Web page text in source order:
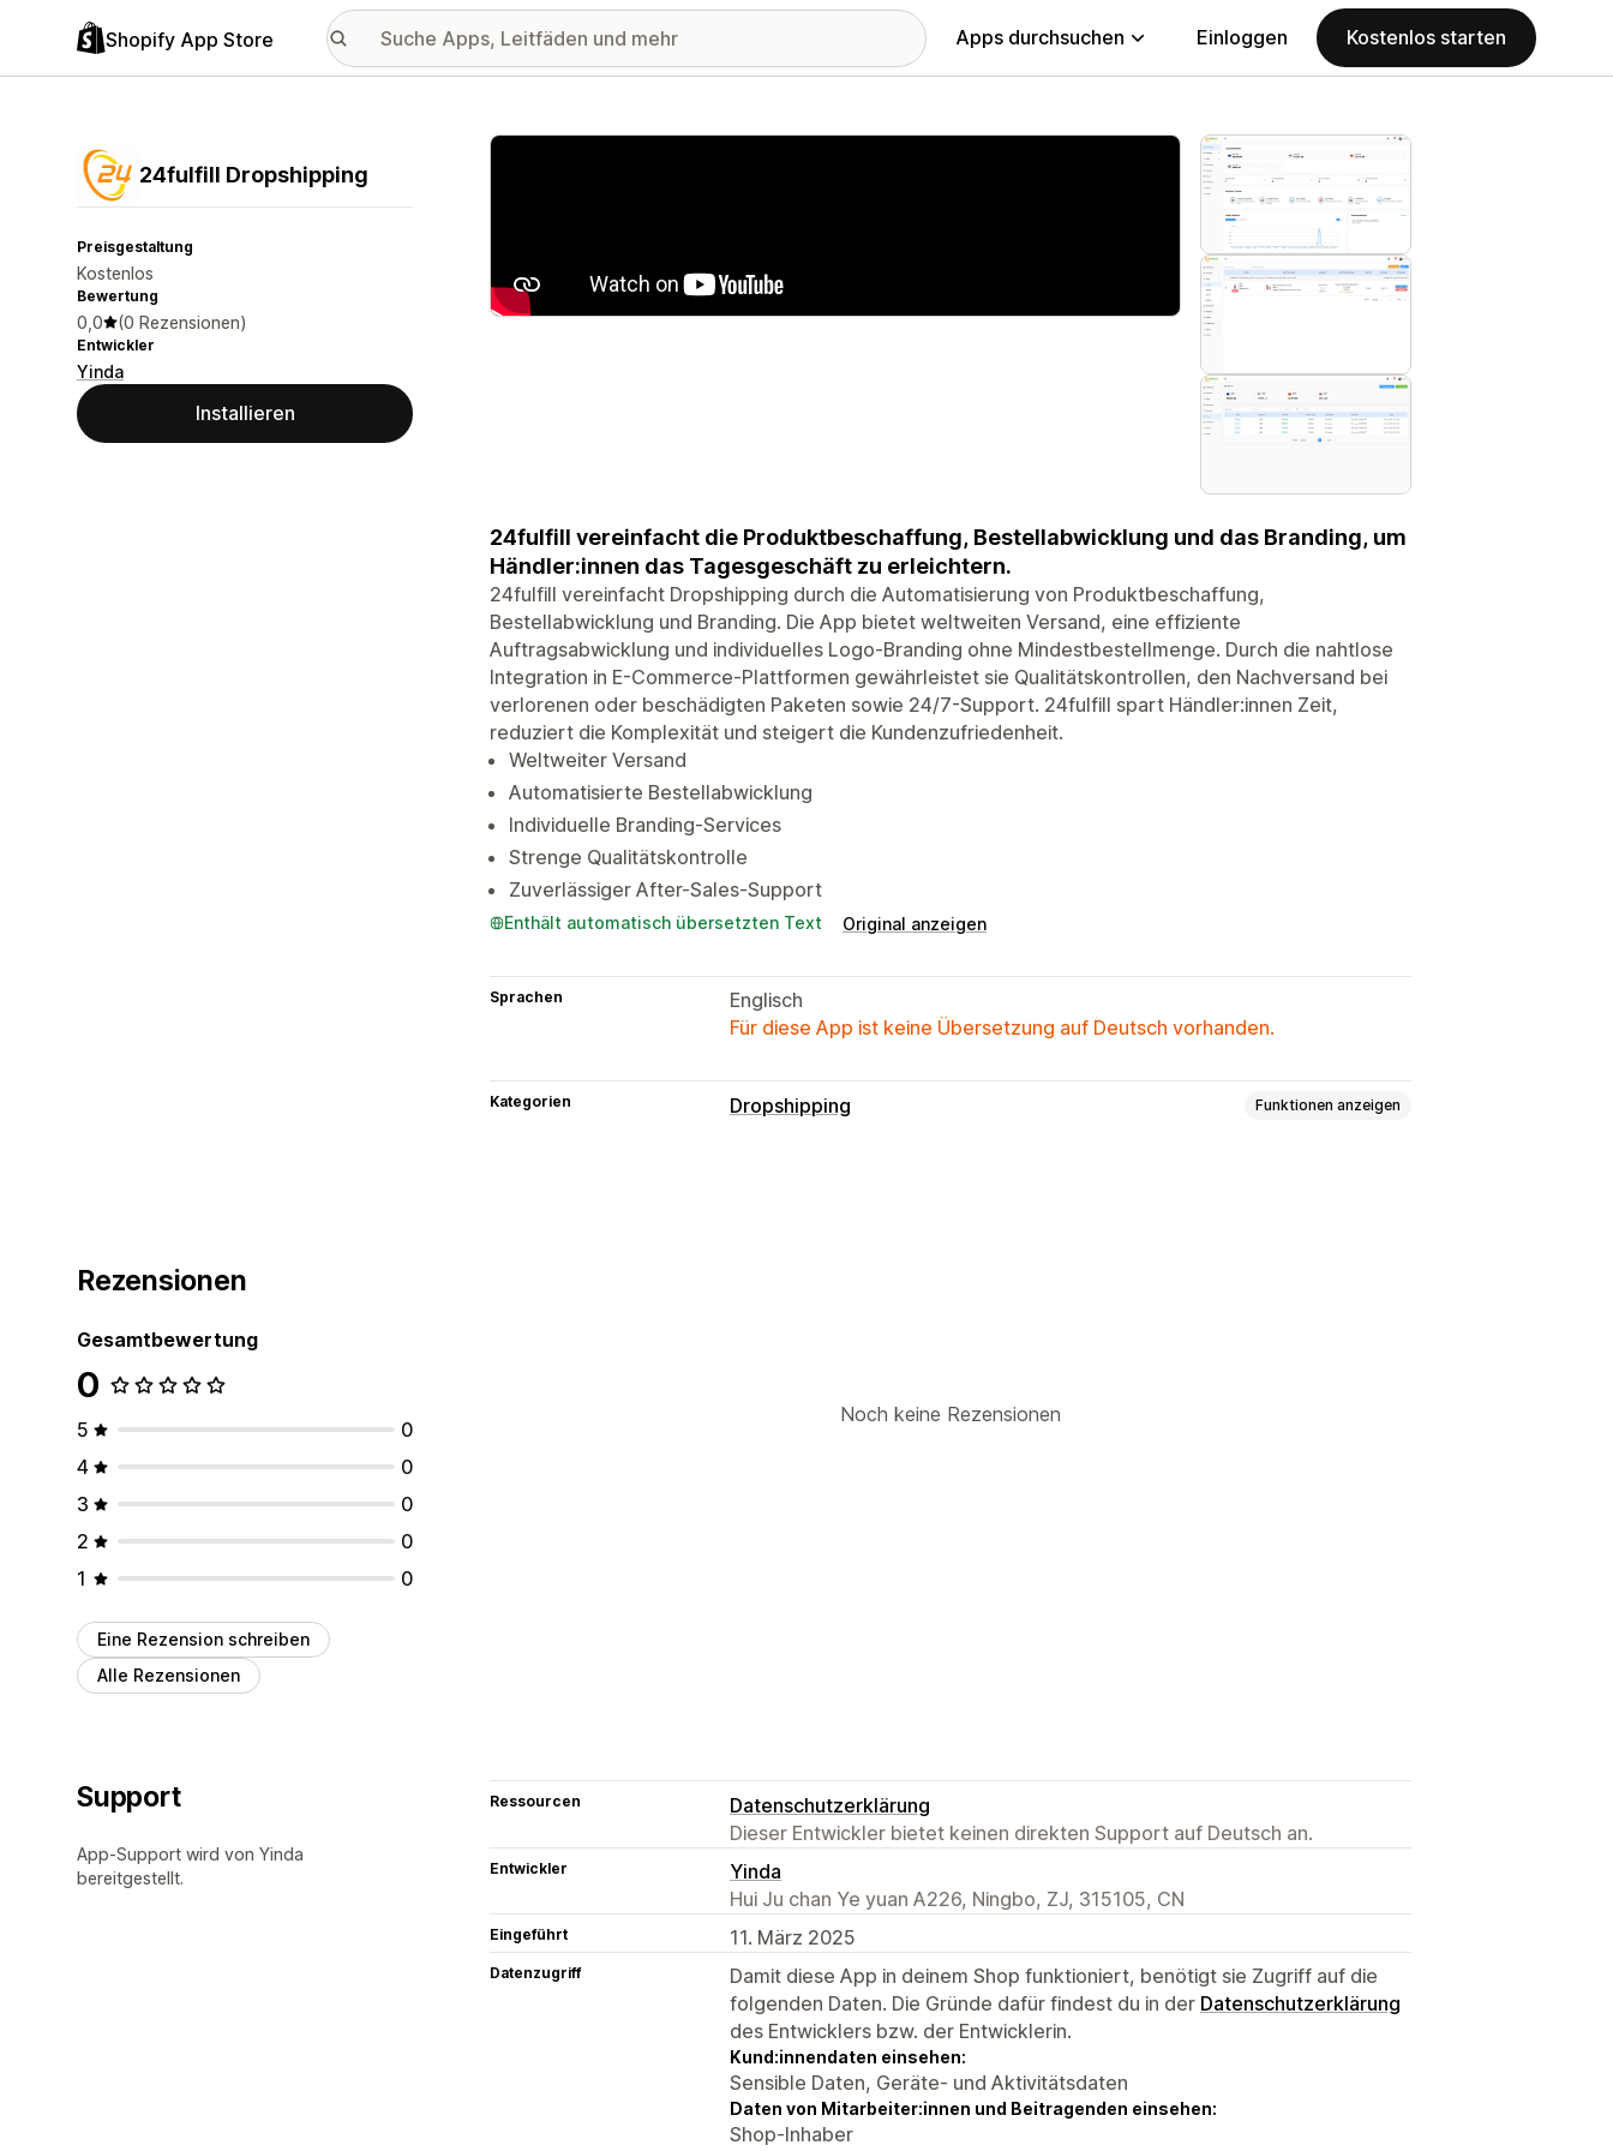
Shopify App Store Apps durchsuchen Einloggen Kostenlos starten
24fulfill Dropshipping
Preisgestaltung
Kostenlos
Bewertung
0,0 (0 Rezensionen)
Entwickler
Yinda
Installieren
Vorgestellte Bildergalerie
24fulfill vereinfacht die Produktbeschaffung, Bestellabwicklung und das Branding, um
Händler:innen das Tagesgeschäft zu erleichtern.
24fulfill vereinfacht Dropshipping durch die Automatisierung von Produktbeschaffung,
Bestellabwicklung und Branding. Die App bietet weltweiten Versand, eine effiziente
Auftragsabwicklung und individuelles Logo-Branding ohne Mindestbestellmenge. Durch die nahtlose
Integration in E-Commerce-Plattformen gewährleistet sie Qualitätskontrollen, den Nachversand bei
verlorenen oder beschädigten Paketen sowie 24/7-Support. 24fulfill spart Händler:innen Zeit,
reduziert die Komplexität und steigert die Kundenzufriedenheit.
Weltweiter Versand
Automatisierte Bestellabwicklung
Individuelle Branding-Services
Strenge Qualitätskontrolle
Zuverlässiger After-Sales-Support
Enthält automatisch übersetzten Text Original anzeigen
Sprachen
Englisch
Für diese App ist keine Übersetzung auf Deutsch vorhanden.
Kategorien Dropshipping Funktionen anzeigen
Deutschland Vereinigte Staaten
Rezensionen
Gesamtbewertung
0
5
0
4
0
3
0
2
0
1
0
Eine Rezension schreiben
Alle Rezensionen
Noch keine Rezensionen
Support
App-Support wird von Yinda
bereitgestellt.
Ressourcen
Datenschutzerklärung
Dieser Entwickler bietet keinen direkten Support auf Deutsch an.
Entwickler
Yinda
Hui Ju chan Ye yuan A226, Ningbo, ZJ, 315105, CN
Eingeführt 11. März 2025
Datenzugriff
Damit diese App in deinem Shop funktioniert, benötigt sie Zugriff auf die
folgenden Daten. Die Gründe dafür findest du in der Datenschutzerklärung
des Entwicklers bzw. der Entwicklerin.
Kund:innendaten einsehen:
Sensible Daten, Geräte- und Aktivitätsdaten
Daten von Mitarbeiter:innen und Beitragenden einsehen:
Shop-Inhaber